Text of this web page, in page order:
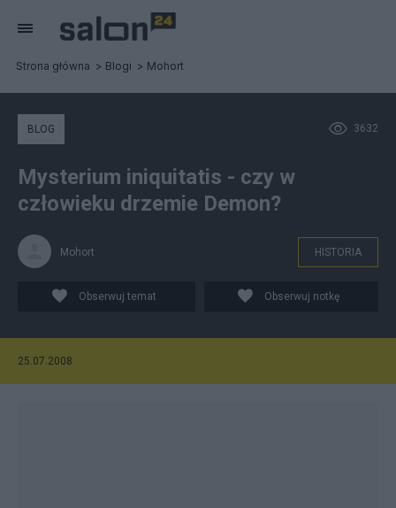
Strona główna Blogi Mohort
3632
BLOG
Mysterium iniquitatis - czy w
człowieku drzemie Demon?
Mohort HISTORIA
Obserwuj temat Obserwuj notkę
25.07.2008